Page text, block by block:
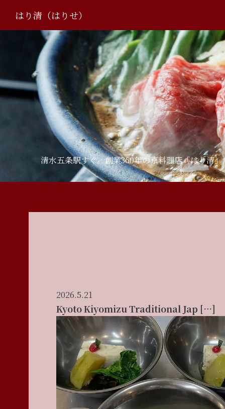
はり清（はりせ）
清水五条駅すぐ。創業360年の京料理店「はり清
2026.5.21
Kyoto Kiyomizu Traditional Jap […]